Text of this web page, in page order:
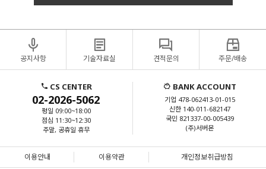
공지사항 기술자료실 견적문의 주문/배송
CS CENTER
02-2026-5062
평일 09:00~18:00
점심 11:30~12:30
주말, 공휴일 휴무
BANK ACCOUNT
기업 478-062413-01-015
신한 140-011-682147
국민 821337-00-005439
(주)서버몬
이용안내 이용약관 개인정보취급방침